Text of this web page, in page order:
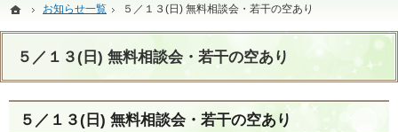
ホーム
お知らせ一覧 ５／１３(日) 無料相談会・若干の空あり
５／１３(日) 無料相談会・若干の空あり
５／１３(日) 無料相談会・若干の空あり
ホーム
お知らせ一覧 ５／１３(日) 無料相談会・若干の空あり